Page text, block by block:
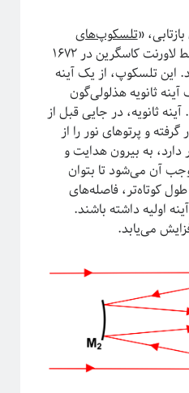
«تلسکوپ‌های
» هستند که توسط لاورنت کاسگرین در ۱۶۷۲
این تلسکوپ، از یک آینه
ثانویه هذلولی‌گون
ثانویه، در جایی قبل از
گرفته و پرتوهای نور را از
به بیرون هدایت و
آن می‌شود تا بتوان
کوتاه‌تر، فاصله‌‌های
اولیه داشته باشند.
می‌‌یابد.